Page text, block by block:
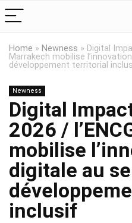
Home » Newness » Digital
Marrakech mobilise
développement territorial
Newness
Digital
2026 /
mobilise
digitale au
inclusif